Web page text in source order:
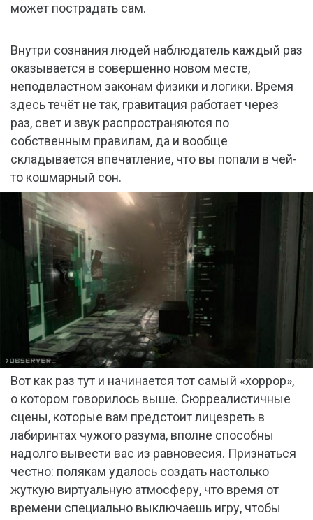
может пострадать сам.
Внутри сознания людей наблюдатель каждый раз
оказывается в совершенно новом месте,
неподвластном законам физики и логики. Время
здесь течёт не так, гравитация работает через
раз, свет и звук распространяются по
собственным правилам, да и вообще
складывается впечатление, что вы попали в чей-
то кошмарный сон.
Вот как раз тут и начинается тот самый «хоррор»,
о котором говорилось выше. Сюрреалистичные
сцены, которые вам предстоит лицезреть в
лабиринтах чужого разума, вполне способны
надолго вывести вас из равновесия. Признаться
честно: полякам удалось создать настолько
жуткую виртуальную атмосферу, что время от
времени специально выключаешь игру, чтобы